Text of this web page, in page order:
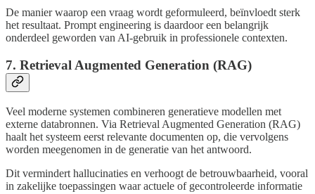
De manier waarop een vraag wordt geformuleerd, beïnvloedt sterk
het resultaat. Prompt engineering is daardoor een belangrijk
onderdeel geworden van AI-gebruik in professionele contexten.
7. Retrieval Augmented Generation (RAG)
Veel moderne systemen combineren generatieve modellen met
externe databronnen. Via Retrieval Augmented Generation (RAG)
haalt het systeem eerst relevante documenten op, die vervolgens
worden meegenomen in de generatie van het antwoord.
Dit vermindert hallucinaties en verhoogt de betrouwbaarheid, vooral
in zakelijke toepassingen waar actuele of gecontroleerde informatie